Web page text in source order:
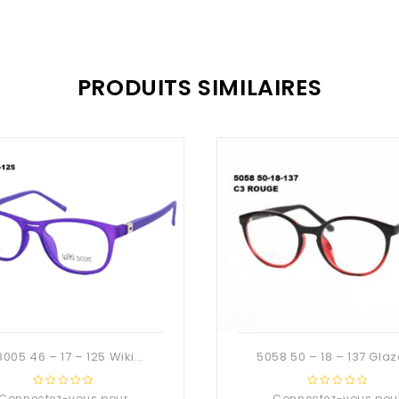
PRODUITS SIMILAIRES
FR8005 46 – 17 – 125 Wiki Boom 180°
0
0